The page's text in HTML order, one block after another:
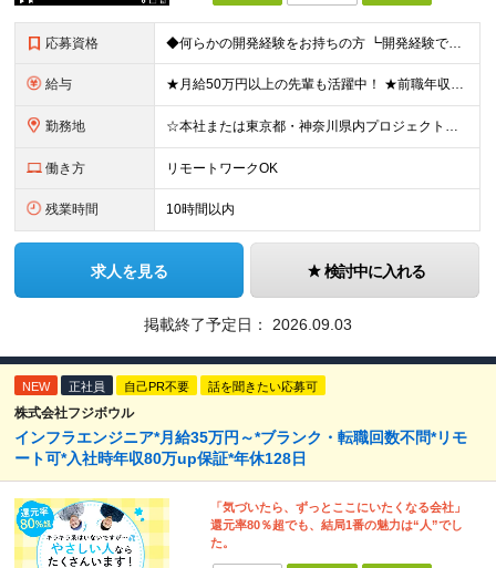
応募資格 ◆何らかの開発経験をお持ちの方 ┗開発経験ではなく、運用・保守経験があるという方も、お気軽にご応募ください！ ┗ブランク・転職回数は不問です！ ┗ネガティブな応募理由も歓迎です！ ※学歴不問 ☆活か
給与 ★月給50万円以上の先輩も活躍中！ ★前職年収から80万円以上UP保証 月給35万円～ ※月給には固定残業代を含む(月20時間分/2万6000円～/超過分別途支給） ※残業がなくても上記支給(基本残
勤務地 ☆本社または東京都・神奈川県内プロジェクト先での勤務となります ☆リモートワークOKの案件も多数あります(応相談) ☆転居を伴う転勤はありません ☆九州地方、北陸地方、北海道からの転職者も多数在籍！/
働き方 リモートワークOK
残業時間 10時間以内
求人を見る 検討中に入れる
掲載終了予定日： 2026.09.03
NEW 正社員 自己PR不要 話を聞きたい応募可
株式会社フジボウル
インフラエンジニア*月給35万円～*ブランク・転職回数不問*リモ
ート可*入社時年収80万up保証*年休128日
「気づいたら、ずっとここにいたくなる会社」
還元率80％超でも、結局1番の魅力は“人”でし
た。